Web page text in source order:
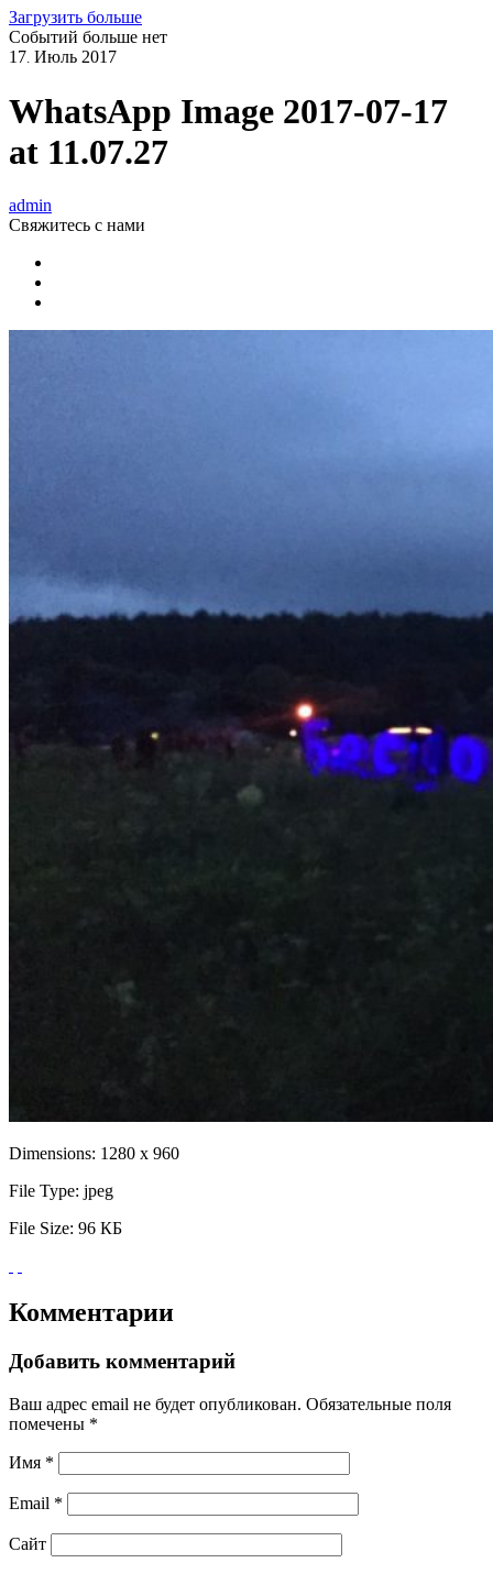
Загрузить больше
Событий больше нет
17. Июль 2017
WhatsApp Image 2017-07-17
at 11.07.27
admin
Свяжитесь с нами
Dimensions: 1280 x 960
File Type: jpeg
File Size: 96 КБ
Комментарии
Добавить комментарий
Ваш адрес email не будет опубликован. Обязательные поля
помечены *
Имя *
Email *
Сайт